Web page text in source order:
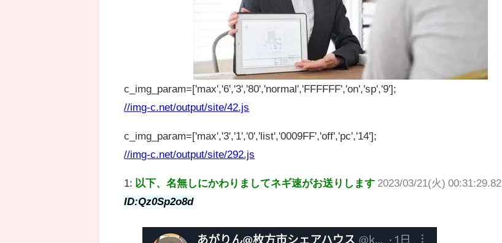
c_img_param=['max','6','3','80','normal','FFFFFF','on','sp','9'];
//img-c.net/output/site/42.js
c_img_param=['max','3','1','0','list','0009FF','off','pc','14'];
//img-c.net/output/site/292.js
1: 以下、名無しにかわりましてネギ速がお送りします 2023/03/21(火) 00:31:29.82
ID:Qz0Sp2o8d